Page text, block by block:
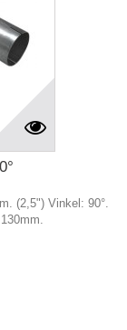
(2,5") Vinkel: 90°.